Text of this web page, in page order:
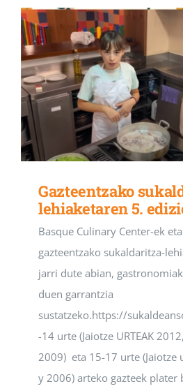
Gazteentzako
lehiaketaren 5.
Basque Culinary Center-ek
gazteentzako sukaldaritza-
jarri dute abian,
duen garrantzia
sustatzeko.https://
-14 urte (Jaiotze URTEAK
2009) eta 15-17 urte (Jaiotze
y 2006) arteko gazteek plater